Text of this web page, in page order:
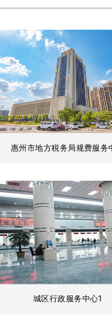
惠州市地方税务局规费服务
城区行政服务中心1